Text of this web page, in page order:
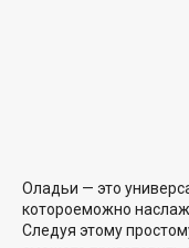
Оладьи — это
котороеможно
Следуя этому